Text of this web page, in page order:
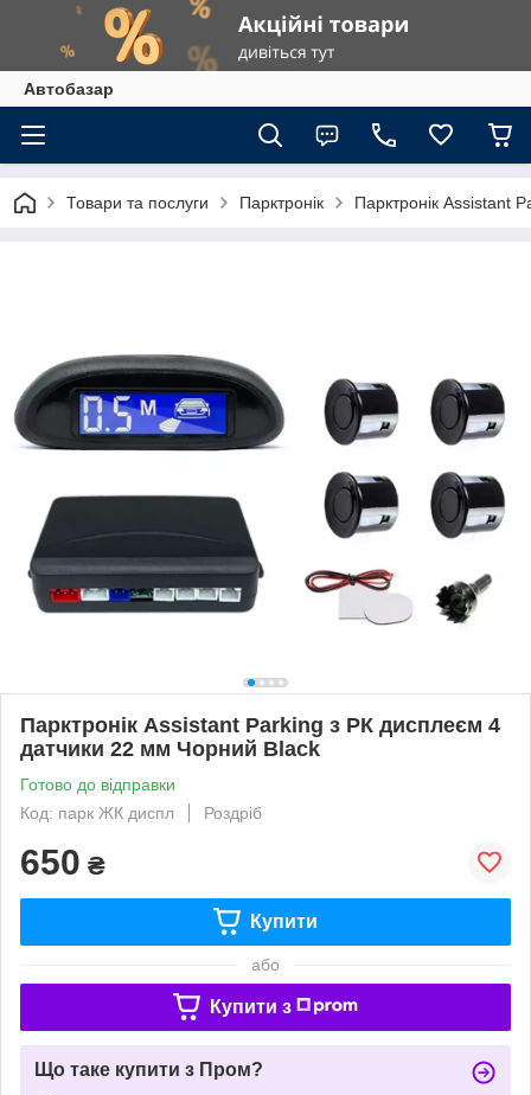
Автобазар
Товари та послуги Парктронік Парктронік Assistant
Парктронік Assistant Parking з РК дисплеєм 4
датчики 22 мм Чорний Black
Готово до відправки
Код: парк ЖК диспл
Роздріб
650 ₴
Купити
або
Купити з
Що таке купити з Пром?